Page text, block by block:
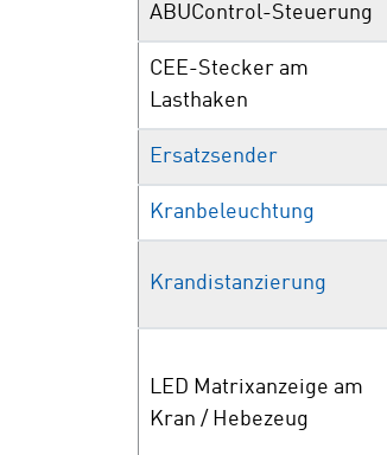
ABUControl-Steuerung
CEE-Stecker am
Lasthaken
Ersatzsender
Kranbeleuchtung
Krandistanzierung
LED Matrixanzeige am
Kran / Hebezeug